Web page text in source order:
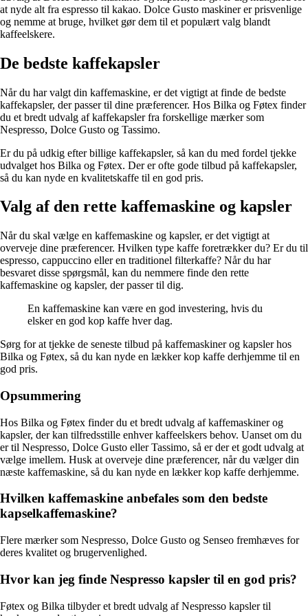
at nyde alt fra espresso til kakao. Dolce Gusto maskiner er prisvenlige
og nemme at bruge, hvilket gør dem til et populært valg blandt
kaffeelskere.
De bedste kaffekapsler
Når du har valgt din kaffemaskine, er det vigtigt at finde de bedste
kaffekapsler, der passer til dine præferencer. Hos Bilka og Føtex finder
du et bredt udvalg af kaffekapsler fra forskellige mærker som
Nespresso, Dolce Gusto og Tassimo.
Er du på udkig efter billige kaffekapsler, så kan du med fordel tjekke
udvalget hos Bilka og Føtex. Der er ofte gode tilbud på kaffekapsler,
så du kan nyde en kvalitetskaffe til en god pris.
Valg af den rette kaffemaskine og kapsler
Når du skal vælge en kaffemaskine og kapsler, er det vigtigt at
overveje dine præferencer. Hvilken type kaffe foretrækker du? Er du til
espresso, cappuccino eller en traditionel filterkaffe? Når du har
besvaret disse spørgsmål, kan du nemmere finde den rette
kaffemaskine og kapsler, der passer til dig.
En kaffemaskine kan være en god investering, hvis du
elsker en god kop kaffe hver dag.
Sørg for at tjekke de seneste tilbud på kaffemaskiner og kapsler hos
Bilka og Føtex, så du kan nyde en lækker kop kaffe derhjemme til en
god pris.
Opsummering
Hos Bilka og Føtex finder du et bredt udvalg af kaffemaskiner og
kapsler, der kan tilfredsstille enhver kaffeelskers behov. Uanset om du
er til Nespresso, Dolce Gusto eller Tassimo, så er der et godt udvalg at
vælge imellem. Husk at overveje dine præferencer, når du vælger din
næste kaffemaskine, så du kan nyde en lækker kop kaffe derhjemme.
Hvilken kaffemaskine anbefales som den bedste
kapselkaffemaskine?
Flere mærker som Nespresso, Dolce Gusto og Senseo fremhæves for
deres kvalitet og brugervenlighed.
Hvor kan jeg finde Nespresso kapsler til en god pris?
Føtex og Bilka tilbyder et bredt udvalg af Nespresso kapsler til